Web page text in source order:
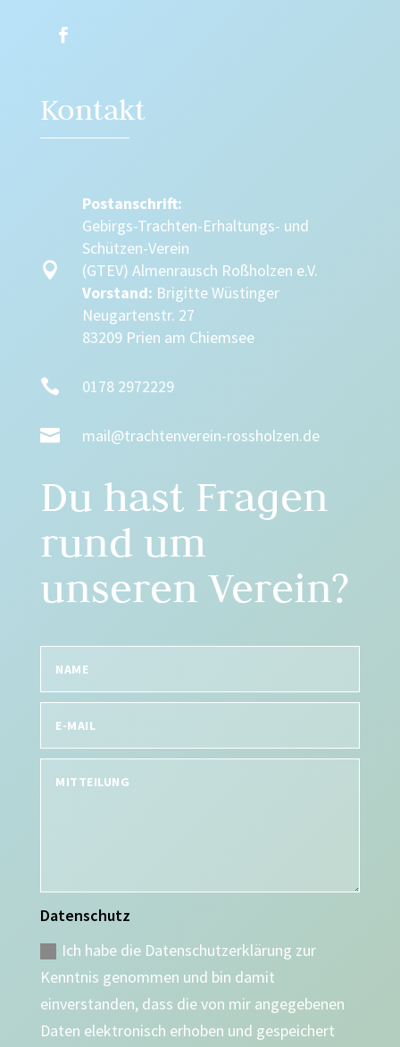
Kontakt

Postanschrift:
Gebirgs-Trachten-Erhaltungs- und
Schützen-Verein
(GTEV) Almenrausch Roßholzen e.V.
Vorstand: Brigitte Wüstinger
Neugartenstr. 27
83209 Prien am Chiemsee
 0178 2972229
 mail@trachtenverein-rossholzen.de
Du hast Fragen
rund um
unseren Verein?
Datenschutz
Ich habe die Datenschutzerklärung zur
Kenntnis genommen und bin damit
einverstanden, dass die von mir angegebenen
Daten elektronisch erhoben und gespeichert